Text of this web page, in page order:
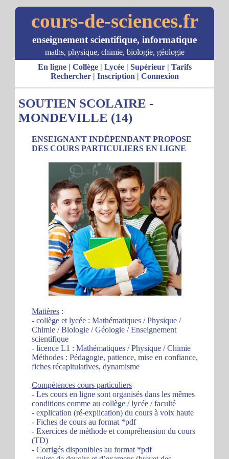
cours-de-sciences.fr
enseignement scientifique, informatique
maths, physique, chimie, biologie, géologie
En ligne| Collège| Lycée| Supérieur| Tarifs
Rechercher| Inscription | Connexion
SOUTIEN SCOLAIRE -
MONDEVILLE (14)
ENSEIGNANT INDÉPENDANT PROPOSE
DES COURS PARTICULIERS EN LIGNE
Matières :
- collège et lycée : Mathématiques / Physique /
Chimie / Biologie / Géologie / Enseignement
scientifique
- licence L1 : Mathématiques / Physique / Chimie
Méthodes : Pédagogie, patience, mise en confiance,
fiches récapitulatives, dynamisme
Compétences cours particuliers
- Les cours en ligne sont organisés dans les mêmes
conditions comme au collège / lycée / faculté
- explication (ré-explication) du cours à voix haute
- Fiches de cours au format *pdf
- Exercices de méthode et compréhension du cours
(TD)
- Corrigés disponibles au format *pdf